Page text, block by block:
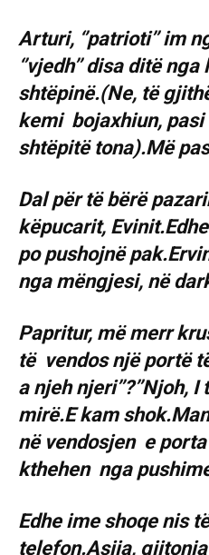
Arturi, ‘’patrioti’’ im
‘’vjedh’’ disa ditë
shtëpinë.(Ne, të
kemi bojaxhiun,
shtëpitë tona).Më
Dal për të bërë
këpucarit,
po pushojnë
nga mëngjesi, në
Papritur, më merr
të vendos një portë
a njeh njeri’’?’’Njoh,
mirë.E kam
në vendosjen e
kthehen nga
Edhe ime shoqe nis
telefon.Asija,